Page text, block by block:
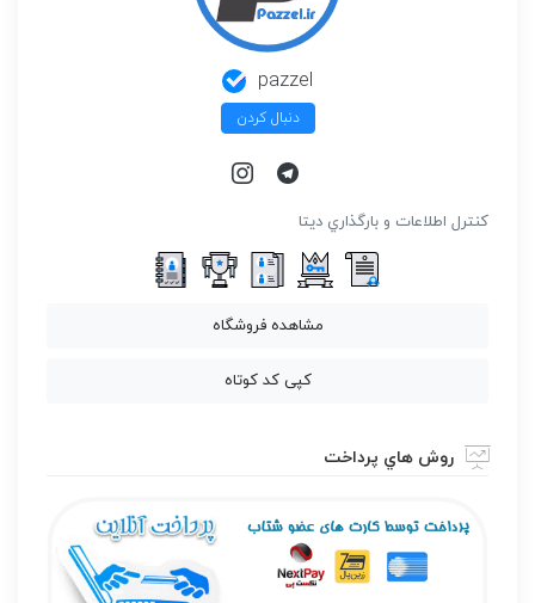
pazzel
دنبال کردن
كنترل اطلاعات و بارگذاري ديتا
مشاهده فروشگاه
کپی کد کوتاه
روش هاي پرداخت